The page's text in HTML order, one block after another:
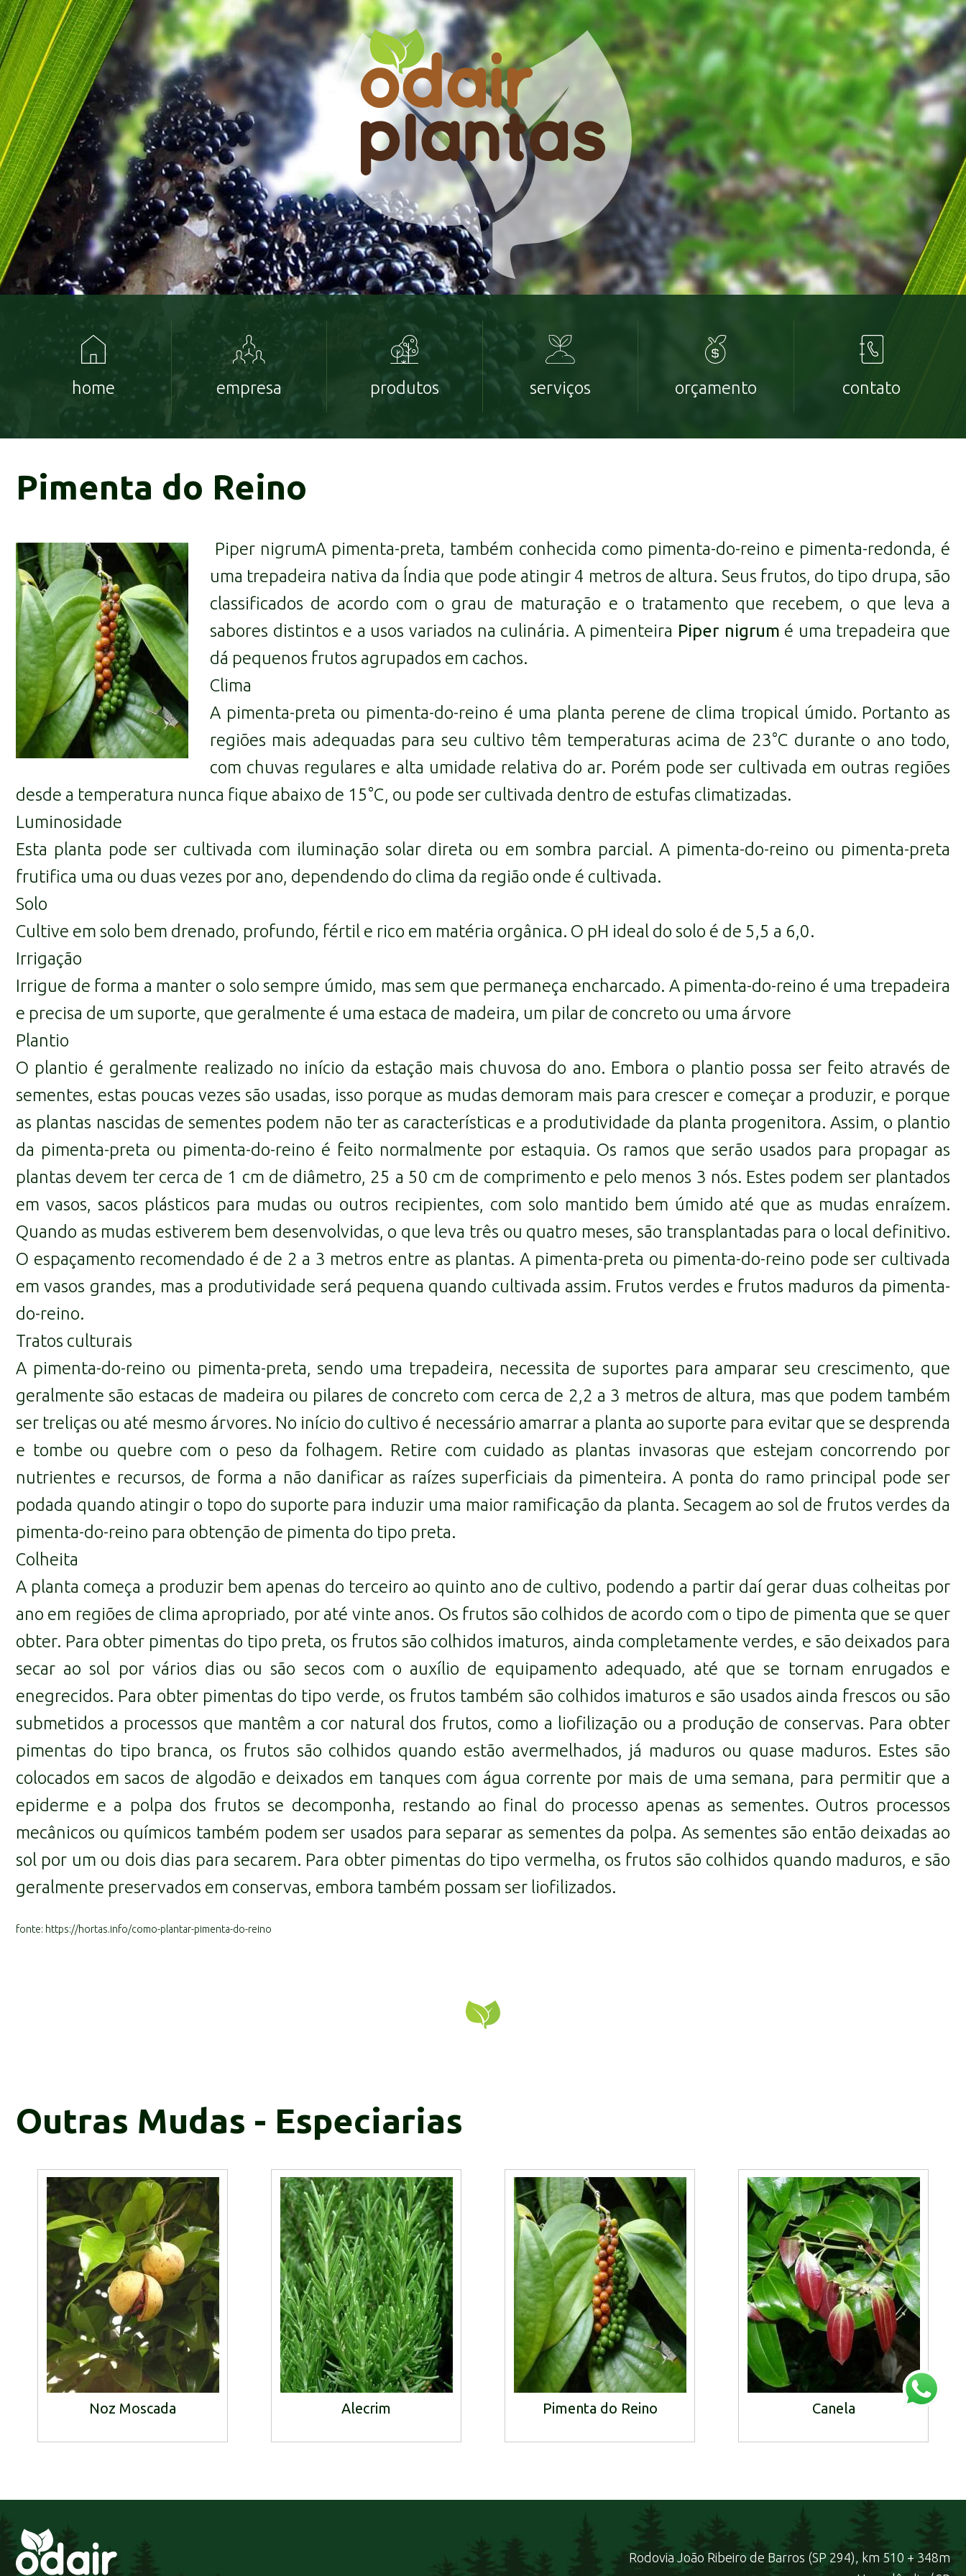
home empresa produtos serviços orçamento contato
Pimenta do Reino
Piper nigrumA pimenta-preta, também conhecida como pimenta-do-reino e pimenta-redonda, é
uma trepadeira nativa da Índia que pode atingir 4 metros de altura. Seus frutos, do tipo drupa, são
classificados de acordo com o grau de maturação e o tratamento que recebem, o que leva a
sabores distintos e a usos variados na culinária. A pimenteira Piper nigrum é uma trepadeira que
dá pequenos frutos agrupados em cachos.
Clima
A pimenta-preta ou pimenta-do-reino é uma planta perene de clima tropical úmido. Portanto as
regiões mais adequadas para seu cultivo têm temperaturas acima de 23°C durante o ano todo,
com chuvas regulares e alta umidade relativa do ar. Porém pode ser cultivada em outras regiões
desde a temperatura nunca fique abaixo de 15°C, ou pode ser cultivada dentro de estufas climatizadas.
Luminosidade
Esta planta pode ser cultivada com iluminação solar direta ou em sombra parcial. A pimenta-do-reino ou pimenta-preta
frutifica uma ou duas vezes por ano, dependendo do clima da região onde é cultivada.
Solo
Cultive em solo bem drenado, profundo, fértil e rico em matéria orgânica. O pH ideal do solo é de 5,5 a 6,0.
Irrigação
Irrigue de forma a manter o solo sempre úmido, mas sem que permaneça encharcado. A pimenta-do-reino é uma trepadeira
e precisa de um suporte, que geralmente é uma estaca de madeira, um pilar de concreto ou uma árvore
Plantio
O plantio é geralmente realizado no início da estação mais chuvosa do ano. Embora o plantio possa ser feito através de
sementes, estas poucas vezes são usadas, isso porque as mudas demoram mais para crescer e começar a produzir, e porque
as plantas nascidas de sementes podem não ter as características e a produtividade da planta progenitora. Assim, o plantio
da pimenta-preta ou pimenta-do-reino é feito normalmente por estaquia. Os ramos que serão usados para propagar as
plantas devem ter cerca de 1 cm de diâmetro, 25 a 50 cm de comprimento e pelo menos 3 nós. Estes podem ser plantados
em vasos, sacos plásticos para mudas ou outros recipientes, com solo mantido bem úmido até que as mudas enraízem.
Quando as mudas estiverem bem desenvolvidas, o que leva três ou quatro meses, são transplantadas para o local definitivo.
O espaçamento recomendado é de 2 a 3 metros entre as plantas. A pimenta-preta ou pimenta-do-reino pode ser cultivada
em vasos grandes, mas a produtividade será pequena quando cultivada assim. Frutos verdes e frutos maduros da pimenta-
do-reino.
Tratos culturais
A pimenta-do-reino ou pimenta-preta, sendo uma trepadeira, necessita de suportes para amparar seu crescimento, que
geralmente são estacas de madeira ou pilares de concreto com cerca de 2,2 a 3 metros de altura, mas que podem também
ser treliças ou até mesmo árvores. No início do cultivo é necessário amarrar a planta ao suporte para evitar que se desprenda
e tombe ou quebre com o peso da folhagem. Retire com cuidado as plantas invasoras que estejam concorrendo por
nutrientes e recursos, de forma a não danificar as raízes superficiais da pimenteira. A ponta do ramo principal pode ser
podada quando atingir o topo do suporte para induzir uma maior ramificação da planta. Secagem ao sol de frutos verdes da
pimenta-do-reino para obtenção de pimenta do tipo preta.
Colheita
A planta começa a produzir bem apenas do terceiro ao quinto ano de cultivo, podendo a partir daí gerar duas colheitas por
ano em regiões de clima apropriado, por até vinte anos. Os frutos são colhidos de acordo com o tipo de pimenta que se quer
obter. Para obter pimentas do tipo preta, os frutos são colhidos imaturos, ainda completamente verdes, e são deixados para
secar ao sol por vários dias ou são secos com o auxílio de equipamento adequado, até que se tornam enrugados e
enegrecidos. Para obter pimentas do tipo verde, os frutos também são colhidos imaturos e são usados ainda frescos ou são
submetidos a processos que mantêm a cor natural dos frutos, como a liofilização ou a produção de conservas. Para obter
pimentas do tipo branca, os frutos são colhidos quando estão avermelhados, já maduros ou quase maduros. Estes são
colocados em sacos de algodão e deixados em tanques com água corrente por mais de uma semana, para permitir que a
epiderme e a polpa dos frutos se decomponha, restando ao final do processo apenas as sementes. Outros processos
mecânicos ou químicos também podem ser usados para separar as sementes da polpa. As sementes são então deixadas ao
sol por um ou dois dias para secarem. Para obter pimentas do tipo vermelha, os frutos são colhidos quando maduros, e são
geralmente preservados em conservas, embora também possam ser liofilizados.
fonte: https://hortas.info/como-plantar-pimenta-do-reino
Outras Mudas - Especiarias
Noz Moscada Alecrim Pimenta do Reino Canela
Rodovia João Ribeiro de Barros (SP 294), km 510 + 348m